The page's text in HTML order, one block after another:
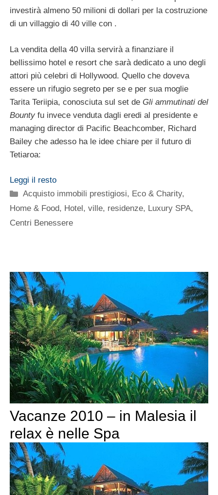
investirà almeno 50 milioni di dollari per la costruzione
di un villaggio di 40 ville con .
La vendita della 40 villa servirà a finanziare il
bellissimo hotel e resort che sarà dedicato a uno degli
attori più celebri di Hollywood. Quello che doveva
essere un rifugio segreto per se e per sua moglie
Tarita Teriipia, conosciuta sul set de Gli ammutinati del
Bounty fu invece venduta dagli eredi al presidente e
managing director di Pacific Beachcomber, Richard
Bailey che adesso ha le idee chiare per il futuro di
Tetiaroa:
Leggi il resto
Categorie
Acquisto immobili prestigiosi, Eco & Charity,
Home & Food, Hotel, ville, residenze, Luxury SPA,
Centri Benessere
Vacanze 2010 – in Malesia il
relax è nelle Spa